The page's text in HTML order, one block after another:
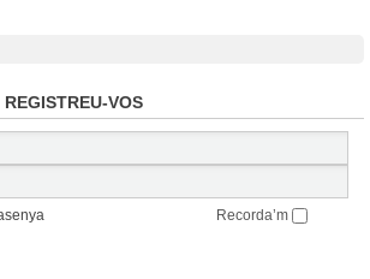
REGISTREU-VOS
Recorda’m